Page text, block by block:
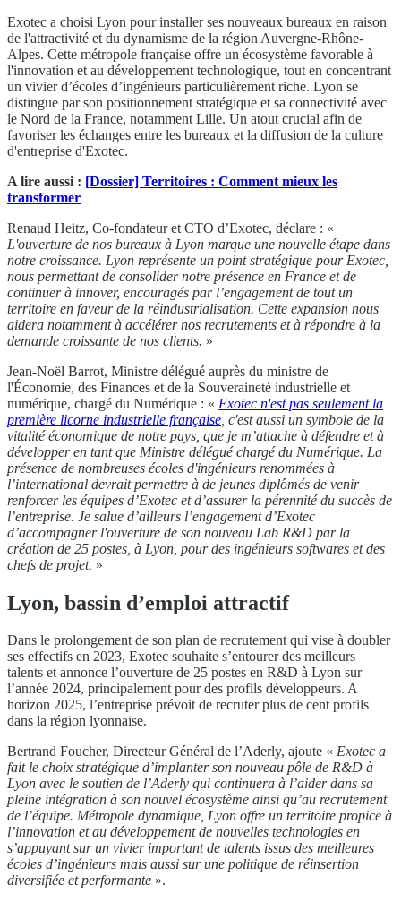
Exotec a choisi Lyon pour installer ses nouveaux bureaux en raison
de l'attractivité et du dynamisme de la région Auvergne-Rhône-
Alpes. Cette métropole française offre un écosystème favorable à
l'innovation et au développement technologique, tout en concentrant
un vivier d’écoles d’ingénieurs particulièrement riche. Lyon se
distingue par son positionnement stratégique et sa connectivité avec
le Nord de la France, notamment Lille. Un atout crucial afin de
favoriser les échanges entre les bureaux et la diffusion de la culture
d'entreprise d'Exotec.
A lire aussi : [Dossier] Territoires : Comment mieux les
transformer
Renaud Heitz, Co-fondateur et CTO d’Exotec, déclare : «
L'ouverture de nos bureaux à Lyon marque une nouvelle étape dans
notre croissance. Lyon représente un point stratégique pour Exotec,
nous permettant de consolider notre présence en France et de
continuer à innover, encouragés par l’engagement de tout un
territoire en faveur de la réindustrialisation. Cette expansion nous
aidera notamment à accélérer nos recrutements et à répondre à la
demande croissante de nos clients. »
Jean-Noël Barrot, Ministre délégué auprès du ministre de
l'Économie, des Finances et de la Souveraineté industrielle et
numérique, chargé du Numérique : « Exotec n'est pas seulement la
première licorne industrielle française , c'est aussi un symbole de la
vitalité économique de notre pays, que je m’attache à défendre et à
développer en tant que Ministre délégué chargé du Numérique. La
présence de nombreuses écoles d'ingénieurs renommées à
l’international devrait permettre à de jeunes diplômés de venir
renforcer les équipes d’Exotec et d’assurer la pérennité du succès de
l’entreprise. Je salue d’ailleurs l’engagement d’Exotec
d’accompagner l'ouverture de son nouveau Lab R&D par la
création de 25 postes, à Lyon, pour des ingénieurs softwares et des
chefs de projet. »
Lyon, bassin d’emploi attractif
Dans le prolongement de son plan de recrutement qui vise à doubler
ses effectifs en 2023, Exotec souhaite s’entourer des meilleurs
talents et annonce l’ouverture de 25 postes en R&D à Lyon sur
l’année 2024, principalement pour des profils développeurs. A
horizon 2025, l’entreprise prévoit de recruter plus de cent profils
dans la région lyonnaise.
Bertrand Foucher, Directeur Général de l’Aderly, ajoute « Exotec a
fait le choix stratégique d’implanter son nouveau pôle de R&D à
Lyon avec le soutien de l’Aderly qui continuera à l’aider dans sa
pleine intégration à son nouvel écosystème ainsi qu’au recrutement
de l’équipe. Métropole dynamique, Lyon offre un territoire propice à
l’innovation et au développement de nouvelles technologies en
s’appuyant sur un vivier important de talents issus des meilleures
écoles d’ingénieurs mais aussi sur une politique de réinsertion
diversifiée et performante ».